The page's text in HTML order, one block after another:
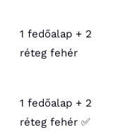
1 fedőalap + 2
réteg fehér
1 fedőalap + 2
réteg fehér ✅